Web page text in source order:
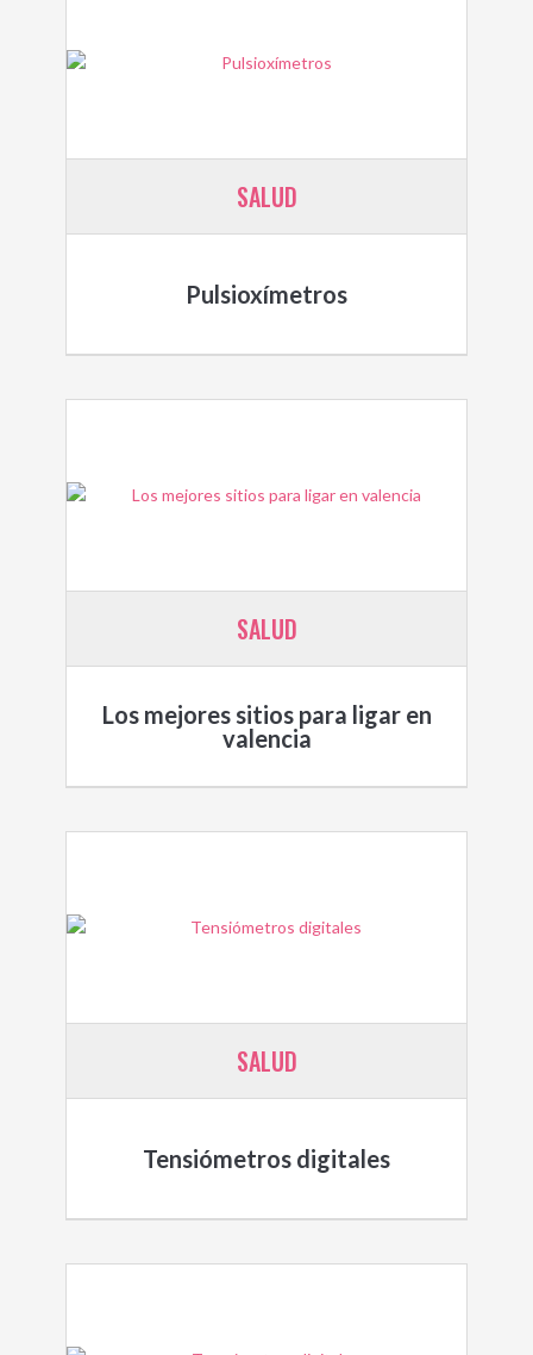
SALUD
Pulsioxímetros
SALUD
Los mejores sitios para ligar en
valencia
SALUD
Tensiómetros digitales